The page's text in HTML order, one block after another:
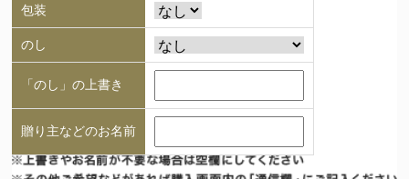
包装
のし
「のし」の上書き
贈り主などのお名前